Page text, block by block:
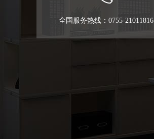
全国服务热线：0755-21011816